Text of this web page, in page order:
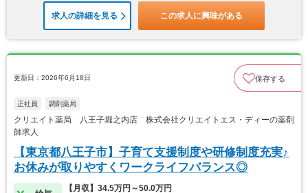
求人の詳細を見る この求人に興味がある
更新日：2026年6月18日 保存する
正社員 調剤薬局
クリエイト薬局 八王子堀之内店 株式会社クリエイトエス・ディーの薬剤
師求人
【東京都八王子市】子育て支援制度や研修制度充実♪
お休みが取りやすくワークライフバランス◎
【月収】34.5万円～50.0万円